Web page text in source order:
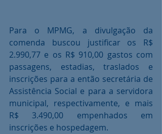
Para o MPMG, a divulgação da
comenda buscou justificar os R$
2.990,77 e os R$ 910,00 gastos com
passagens, estadias, traslados e
inscrições para a então secretária de
Assistência Social e para a servidora
municipal, respectivamente, e mais
R$ 3.490,00 empenhados em
inscrições e hospedagem.